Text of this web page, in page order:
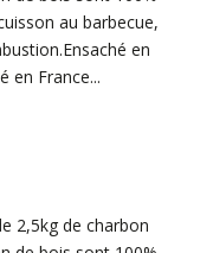
au barbecue,
en
en France...
2,5kg de charbon